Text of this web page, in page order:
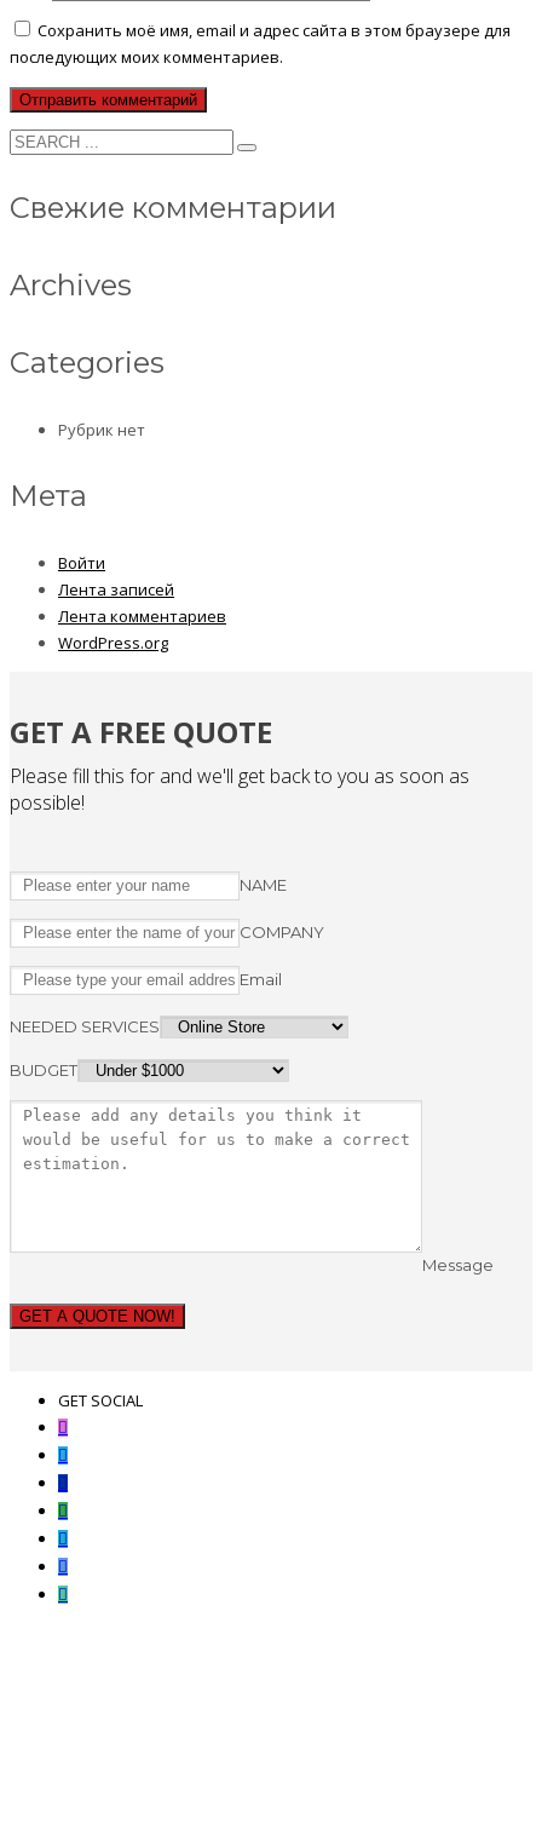
Сохранить моё имя, email и адрес сайта в этом браузере для
последующих моих комментариев.
Свежие комментарии
Archives
Categories
Рубрик нет
Мета
Войти
Лента записей
Лента комментариев
WordPress.org
GET A FREE QUOTE
Please fill this for and we'll get back to you as soon as
possible!
NAME
COMPANY
Email
NEEDED SERVICES
BUDGET
Message
GET A QUOTE NOW!
GET SOCIAL